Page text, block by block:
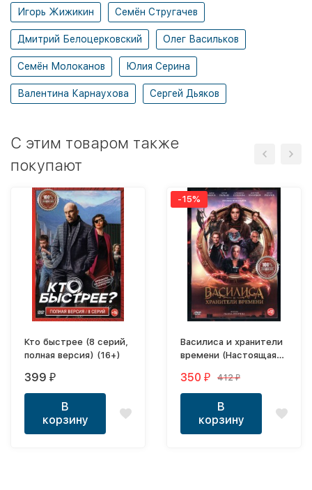
Игорь Жижикин Семён Стругачев
Дмитрий Белоцерковский Олег Васильков
Семён Молоканов Юлия Серина
Валентина Карнаухова Сергей Дьяков
C этим товаром также
покупают
Кто быстрее (8 серий,
полная версия) (16+)
399 ₽
В
корзину
-15%
Василиса и хранители
времени (Настоящая
350 ₽ 412₽
В
корзину